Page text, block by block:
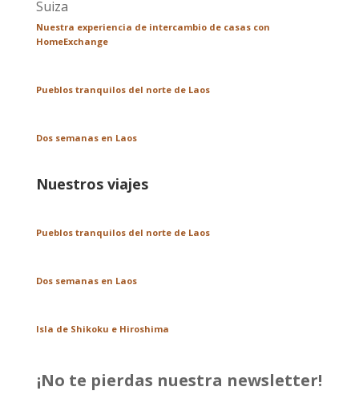
Nuestra experiencia de intercambio de casas con
HomeExchange
Pueblos tranquilos del norte de Laos
Dos semanas en Laos
Nuestros viajes
Pueblos tranquilos del norte de Laos
Dos semanas en Laos
Isla de Shikoku e Hiroshima
¡No te pierdas nuestra newsletter!